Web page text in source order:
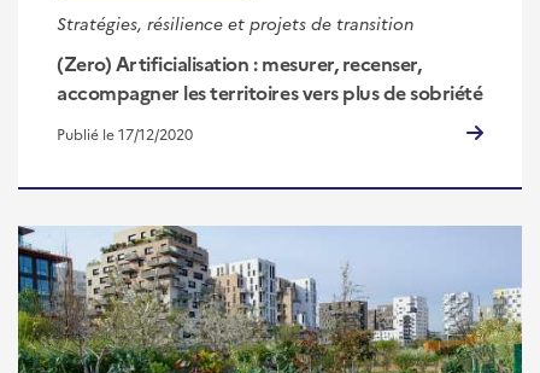
Stratégies, résilience et projets de transition
(Zero) Artificialisation : mesurer, recenser,
accompagner les territoires vers plus de sobriété
Publié le 17/12/2020